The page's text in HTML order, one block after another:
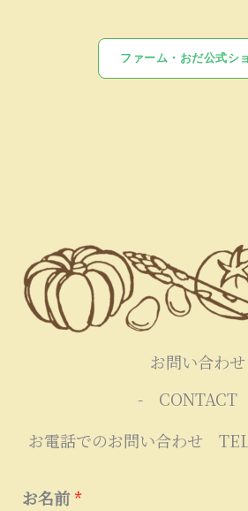
ファーム・おだ公式シ
お問い合わせ
-
お電話でのお問い合わせ
お名前 *